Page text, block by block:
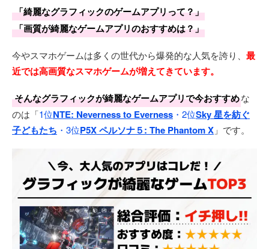
「綺麗なグラフィックのゲームアプリって？」
「画質が綺麗なゲームアプリのおすすめは？」
今やスマホゲームは多くの世代から爆発的な人気を誇り、 最
近では高画質なスマホゲームが増えてきています。
そんなグラフィックが綺麗なゲームアプリで今おすすめな
のは「1位NTE: Neverness to Everness ・2位Sky 星を紡ぐ
子どもたち ・3位P5X ペルソナ５: The Phantom X 」です。